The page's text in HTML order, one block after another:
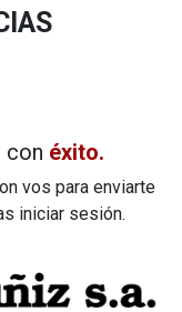
con éxito.
vos para enviarte
iniciar sesión.